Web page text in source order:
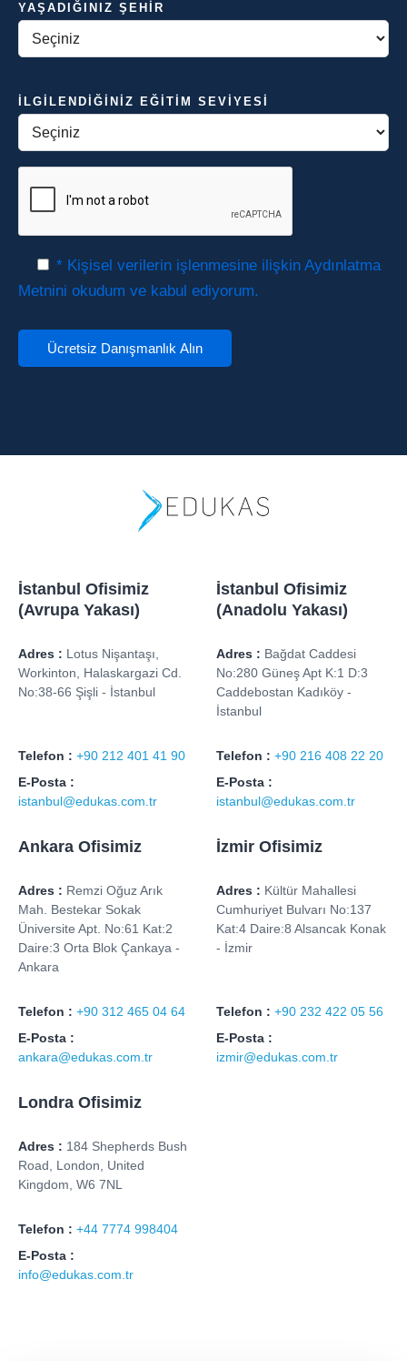
YAŞADIĞINIZ ŞEHIR
İLGILENDIĞINIZ EĞITIM SEVIYESI
* Kişisel verilerin işlenmesine ilişkin Aydınlatma
Metnini okudum ve kabul ediyorum.
İstanbul Ofisimiz
(Avrupa Yakası)
Adres : Lotus Nişantaşı,
Workinton, Halaskargazi Cd.
No:38-66 Şişli - İstanbul
Telefon : +90 212 401 41 90
E-Posta :
istanbul@edukas.com.tr
İstanbul Ofisimiz
(Anadolu Yakası)
Adres : Bağdat Caddesi
No:280 Güneş Apt K:1 D:3
Caddebostan Kadıköy -
İstanbul
Telefon : +90 216 408 22 20
E-Posta :
istanbul@edukas.com.tr
Ankara Ofisimiz
Adres : Remzi Oğuz Arık
Mah. Bestekar Sokak
Üniversite Apt. No:61 Kat:2
Daire:3 Orta Blok Çankaya -
Ankara
Telefon : +90 312 465 04 64
E-Posta :
ankara@edukas.com.tr
İzmir Ofisimiz
Adres : Kültür Mahallesi
Cumhuriyet Bulvarı No:137
Kat:4 Daire:8 Alsancak Konak
- İzmir
Telefon : +90 232 422 05 56
E-Posta :
izmir@edukas.com.tr
Londra Ofisimiz
Adres : 184 Shepherds Bush
Road, London, United
Kingdom, W6 7NL
Telefon : +44 7774 998404
E-Posta :
info@edukas.com.tr